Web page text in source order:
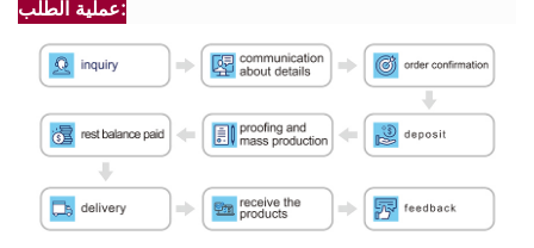
عملية الطلب: